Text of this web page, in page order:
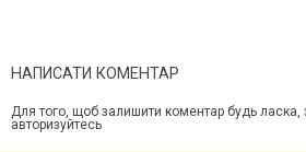
НАПИСАТИ КОМЕНТАР
Для того, щоб залишити коментар будь ласка,
авторизуйтесь